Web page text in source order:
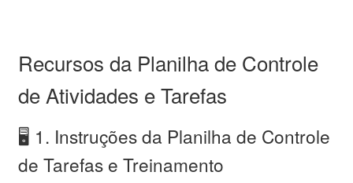
Recursos da Planilha de Controle
de Atividades e Tarefas
🖥️ 1. Instruções da Planilha de Controle
de Tarefas e Treinamento